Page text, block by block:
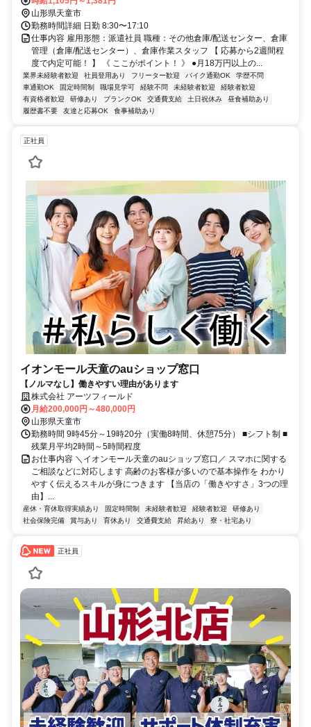
山形県天童市
勤務時間詳細 日勤 8:30〜17:10
仕事内容 雇用形態：派遣社員 職種：その他倉庫/配送センター、倉庫
管理（倉庫/配送センター）、倉庫作業スタッフ 【 応募から2週間程
度で内定可能！ 】 《 ここがポイント！ 》 ●月18万円以上の...
業界未経験者歓迎 社員登用あり フリーター歓迎 バイク通勤OK
学歴不問
車通勤OK
固定時間制 職場見学可 経験不問 未経験者歓迎
経験者歓迎
有資格者歓迎
研修あり ブランクOK 交通費支給 土日祝休み
昼食補助あり
履歴書不要
友達と応募OK 食事補助あり
正社員
イオンモール天童のauショップ窓口
【ノルマなし】働きやすい理由があります
株式会社 アーツフィールド
月給200,000円～480,000円
山形県天童市
勤務時間 9時45分～19時20分（実働8時間、休憩75分） ■シフト制 ■
残業月平均2時間～5時間程度
お仕事内容 ＼イオンモール天童のauショップ窓口／ スマホに関する
ご相談などに対応します 高齢のお客様が多いので基本操作を わかり
やすく伝えるスキルが身につきます 【当店の「働きやすさ」3つの理
由】...
産休・育休取得実績あり 固定時間制 未経験者歓迎 経験者歓迎
研修あり
社会保険完備
賞与あり 育休あり 交通費支給 昇給あり 寮・社宅あり
正社員